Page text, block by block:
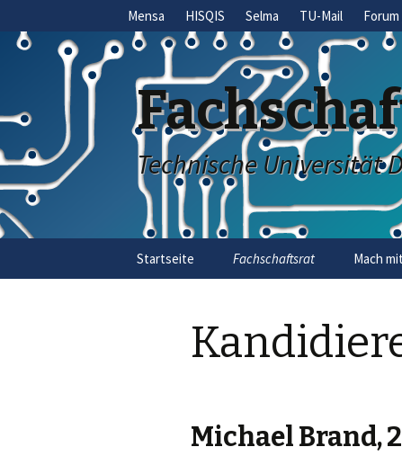
Mensa HISQIS Selma TU-Mail
Technische Universität
Startseite Fachschaftsrat Mach
Michael Brand,